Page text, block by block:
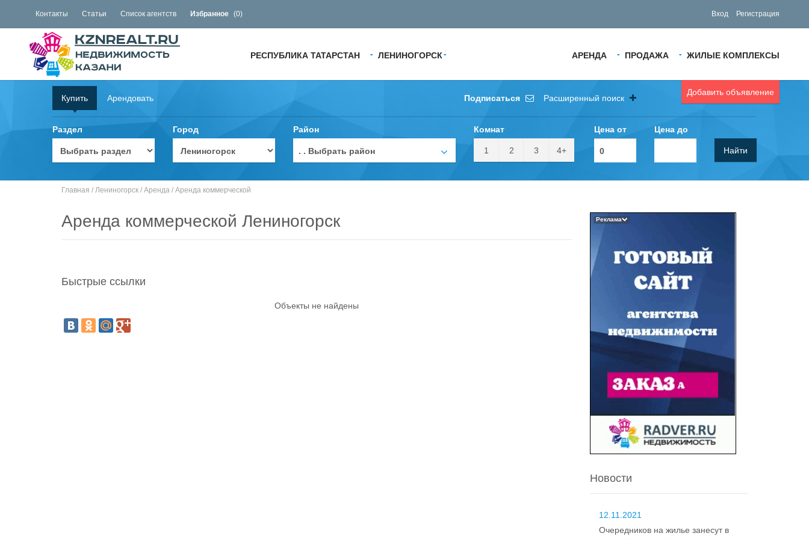
Контакты Статьи Список агентств Избранное (0) Вход Регистрация
АРЕНДА ПРОДАЖА ЖИЛЫЕ КОМПЛЕКСЫ
РЕСПУБЛИКА ТАТАРСТАН ЛЕНИНОГОРСК
Добавить объявление
Купить Арендовать Подписаться Расширенный поиск
Раздел Город Район
. . Выбрать район
Комнат
1 2 3 4+
Цена от Цена до
Найти
Главная / Лениногорск / Аренда / Аренда коммерческой
Аренда коммерческой Лениногорск
Быстрые ссылки
Объекты не найдены
Реклама
Новости
12.11.2021
Очередников на жилье занесут в